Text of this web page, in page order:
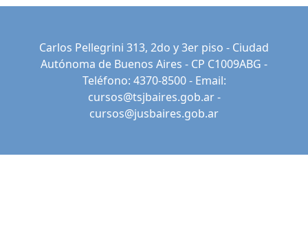
Carlos Pellegrini 313, 2do y 3er piso - Ciudad
Autónoma de Buenos Aires - CP C1009ABG -
Teléfono: 4370-8500 - Email:
cursos@tsjbaires.gob.ar-
cursos@jusbaires.gob.ar